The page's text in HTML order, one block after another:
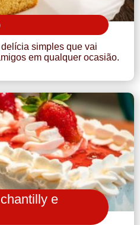
simples que vai
em qualquer ocasião.
e